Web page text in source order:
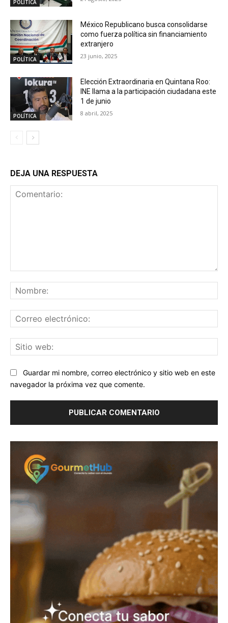
POLÍTICA
POLÍTICA
México Republicano busca consolidarse
como fuerza política sin financiamiento
extranjero
23 junio, 2025
POLÍTICA
Elección Extraordinaria en Quintana Roo:
INE llama a la participación ciudadana este
1 de junio
8 abril, 2025
DEJA UNA RESPUESTA
Guardar mi nombre, correo electrónico y sitio web en este
navegador la próxima vez que comente.